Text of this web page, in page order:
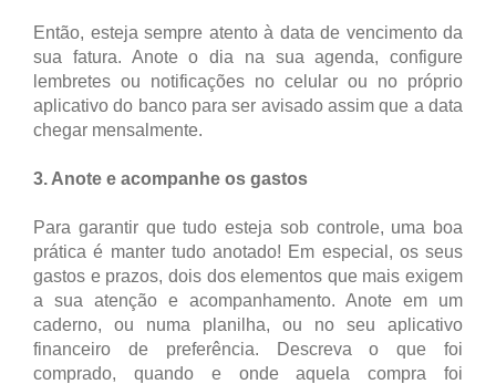
Então, esteja sempre atento à data de vencimento da
sua fatura. Anote o dia na sua agenda, configure
lembretes ou notificações no celular ou no próprio
aplicativo do banco para ser avisado assim que a data
chegar mensalmente.
3. Anote e acompanhe os gastos
Para garantir que tudo esteja sob controle, uma boa
prática é manter tudo anotado! Em especial, os seus
gastos e prazos, dois dos elementos que mais exigem
a sua atenção e acompanhamento. Anote em um
caderno, ou numa planilha, ou no seu aplicativo
financeiro de preferência. Descreva o que foi
comprado, quando e onde aquela compra foi